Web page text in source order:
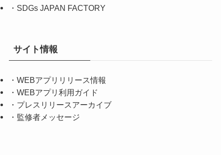
・ SDGs JAPAN FACTORY
サイト情報
・ WEBアプリリリース情報
・ WEBアプリ利用ガイド
・ プレスリリースアーカイブ
・ 監修者メッセージ